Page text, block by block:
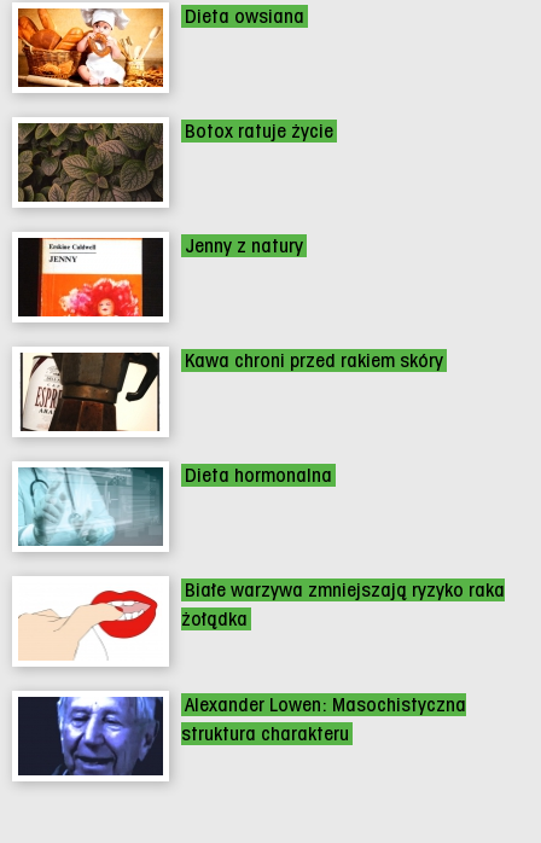
Dieta owsiana
Botox ratuje życie
Jenny z natury
Kawa chroni przed rakiem skóry
Dieta hormonalna
Białe warzywa zmniejszają ryzyko raka
żołądka
Alexander Lowen: Masochistyczna
struktura charakteru